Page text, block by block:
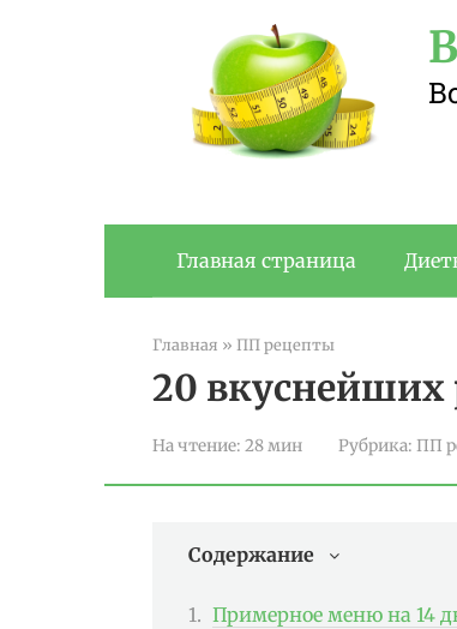
Главная страница
Главная » ПП рецепты
20 вкуснейших
На чтение: 28 мин Рубрика: ПП
Содержание
Примерное меню на 14